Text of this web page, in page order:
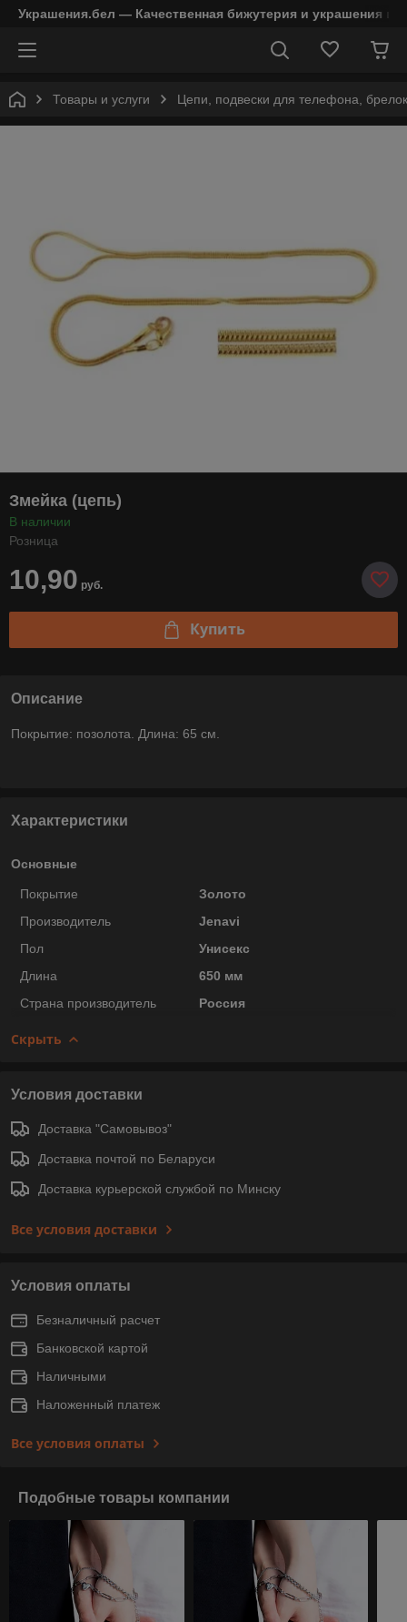
Украшения.бел — Качественная бижутерия и украшения в
Товары и услуги Цепи, подвески для телефона,
Змейка (цепь)
В наличии
Розница
10,90 руб.
Купить
Описание
Покрытие: позолота. Длина: 65 см.
Характеристики
Основные
Покрытие
Золото
Производитель
Jenavi
Пол
Унисекс
Длина
650 мм
Страна производитель
Россия
Скрыть
Условия доставки
Доставка "Самовывоз"
Доставка почтой по Беларуси
Доставка курьерской службой по Минску
Все условия доставки
Условия оплаты
Безналичный расчет
Банковской картой
Наличными
Наложенный платеж
Все условия оплаты
Подобные товары компании